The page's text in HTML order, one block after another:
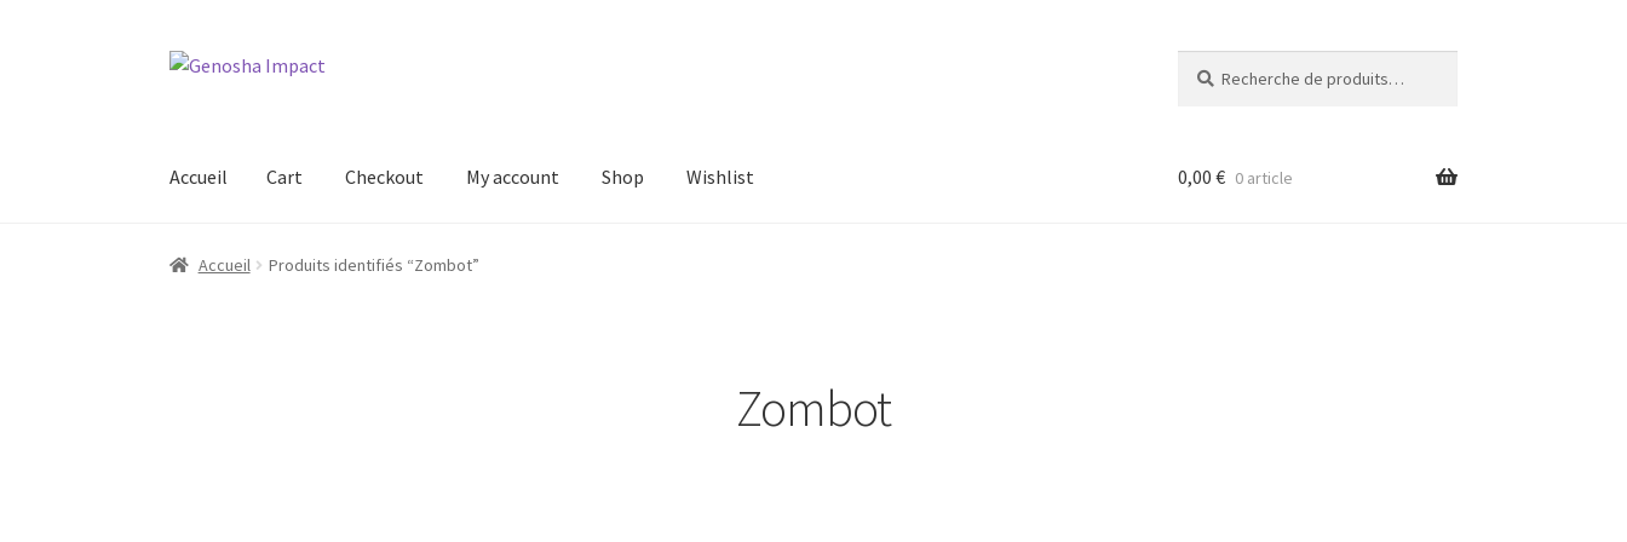
Aller
Aller
pour :
Accueil Cart Checkout My account Shop Wishlist
Accueil Cart Checkout My account Shop
0,00 € 0 article
Accueil Produits identifiés “Zombot”
Zombot